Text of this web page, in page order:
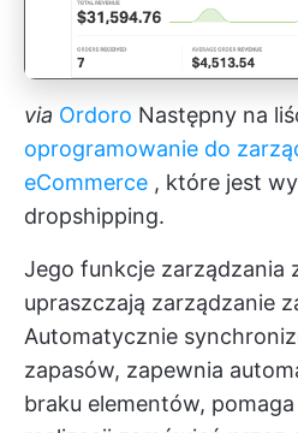
via Ordoro Następny na
oprogramowanie do
eCommerce , które jest
dropshipping.
Jego funkcje zarządzania
upraszczają zarządzanie
Automatycznie
zapasów, zapewnia
braku elementów,